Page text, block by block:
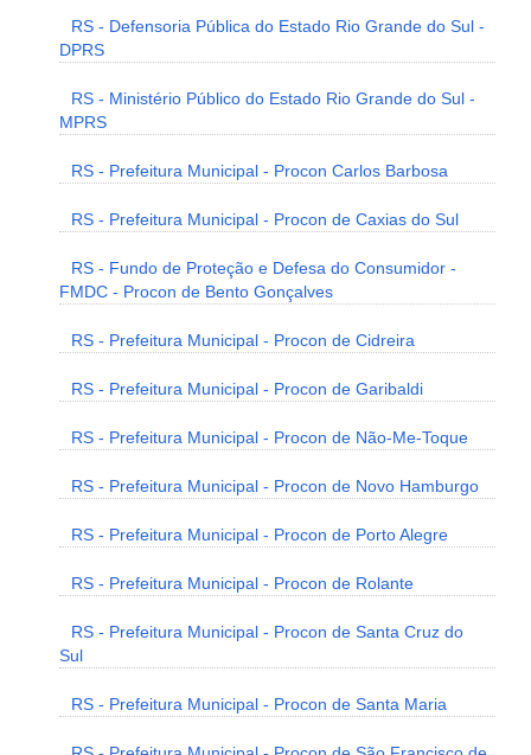
RS - Defensoria Pública do Estado Rio Grande do Sul -
DPRS
RS - Ministério Público do Estado Rio Grande do Sul -
MPRS
RS - Prefeitura Municipal - Procon Carlos Barbosa
RS - Prefeitura Municipal - Procon de Caxias do Sul
RS - Fundo de Proteção e Defesa do Consumidor -
FMDC - Procon de Bento Gonçalves
RS - Prefeitura Municipal - Procon de Cidreira
RS - Prefeitura Municipal - Procon de Garibaldi
RS - Prefeitura Municipal - Procon de Não-Me-Toque
RS - Prefeitura Municipal - Procon de Novo Hamburgo
RS - Prefeitura Municipal - Procon de Porto Alegre
RS - Prefeitura Municipal - Procon de Rolante
RS - Prefeitura Municipal - Procon de Santa Cruz do
Sul
RS - Prefeitura Municipal - Procon de Santa Maria